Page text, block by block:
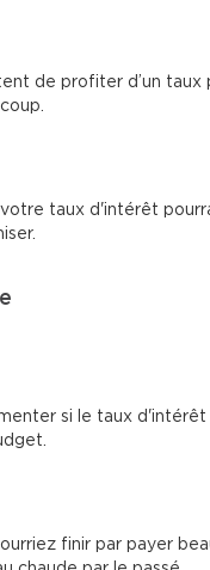
de profiter d’un taux
taux d'intérêt
si le taux
finir par payer